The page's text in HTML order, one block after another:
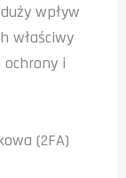
wpływ
właściwy
ochrony i
(2FA)